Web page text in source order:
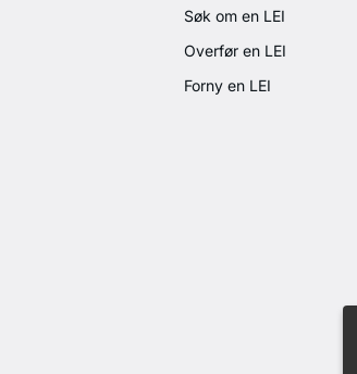
Søk om en LEI
Overfør en LEI
Forny en LEI